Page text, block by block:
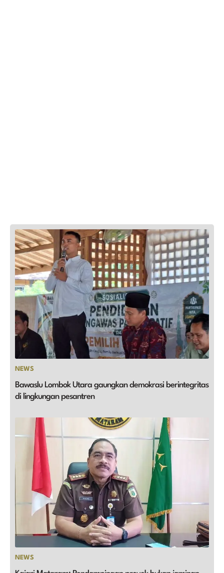
NEWS
Bawaslu Lombok Utara gaungkan demokrasi berintegritas
di lingkungan pesantren
NEWS